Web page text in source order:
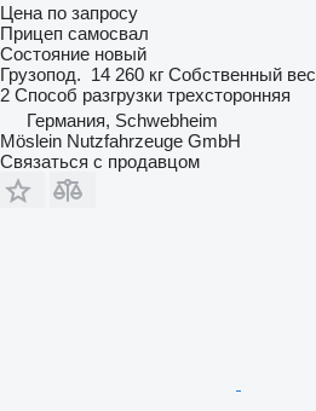
Цена по запросу
Прицеп самосвал
Состояние новый
Грузопод. 14 260 кг Собственный вес
2 Способ разгрузки трехсторонняя
Германия, Schwebheim
Möslein Nutzfahrzeuge GmbH
Связаться с продавцом